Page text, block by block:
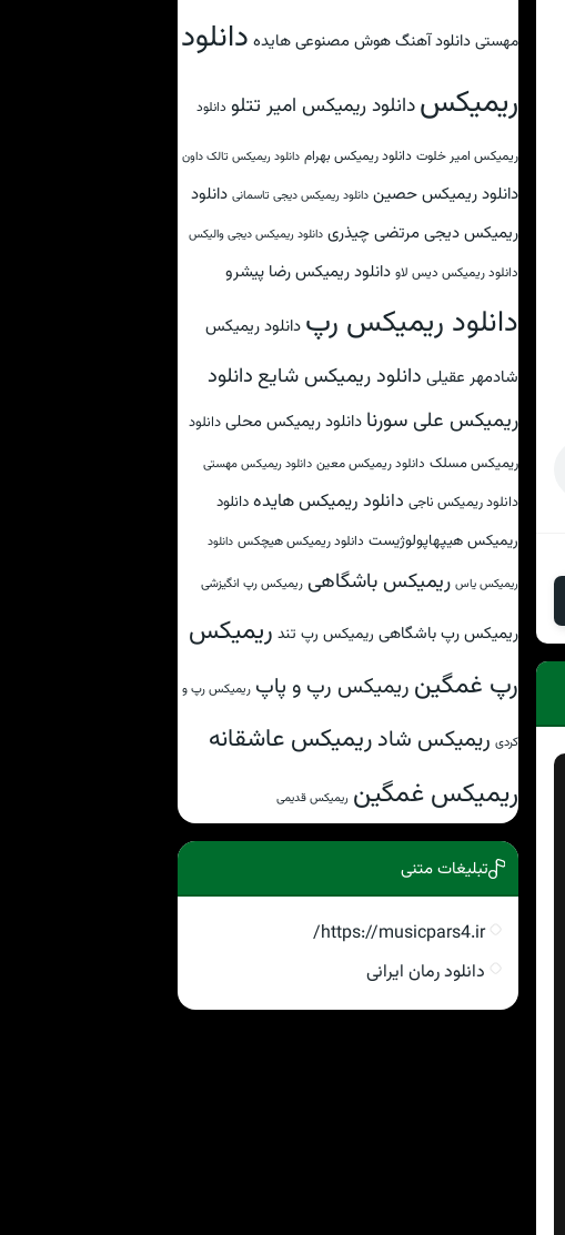
مهستی دانلود آهنگ هوش مصنوعی هایده دانلود
ریمیکسدانلود ریمیکس امیر تتلو دانلود
ریمیکس امیر خلوت دانلود ریمیکس بهرام دانلود ریمیکس تالک داون
دانلود ریمیکس حصین دانلود ریمیکس دیجی تاسمانی دانلود
ریمیکس دیجی مرتضی چیذری دانلود ریمیکس دیجی والیکس
دانلود ریمیکس دیس لاو دانلود ریمیکس رضا پیشرو
دانلود ریمیکس رپ دانلود ریمیکس
شادمهر عقیلی دانلود ریمیکس شایع دانلود
ریمیکس علی سورنا دانلود ریمیکس محلی دانلود
ریمیکس مسلک دانلود ریمیکس معین دانلود ریمیکس مهستی
دانلود ریمیکس ناجی دانلود ریمیکس هایده دانلود
ریمیکس هیپهاپولوژیست دانلود ریمیکس هیچکس دانلود
ریمیکس یاس ریمیکس باشگاهی ریمیکس رپ انگیزشی
ریمیکس رپ باشگاهی ریمیکس رپ تند ریمیکس
رپ غمگین ریمیکس رپ و پاپ ریمیکس رپ و
کردی ریمیکس شادریمیکس عاشقانه
ریمیکس غمگین ریمیکس قدیمی
تبلیغات متنی
https://musicpars4.ir/
دانلود رمان ایرانی